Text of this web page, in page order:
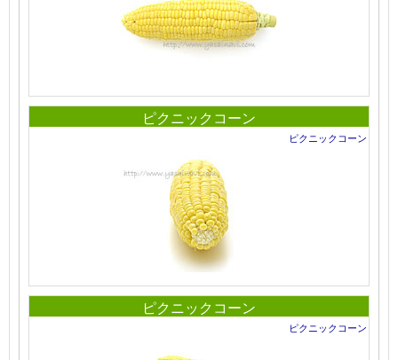
ピクニックコーン
ピクニックコーン
ピクニックコーン
ピクニックコーン